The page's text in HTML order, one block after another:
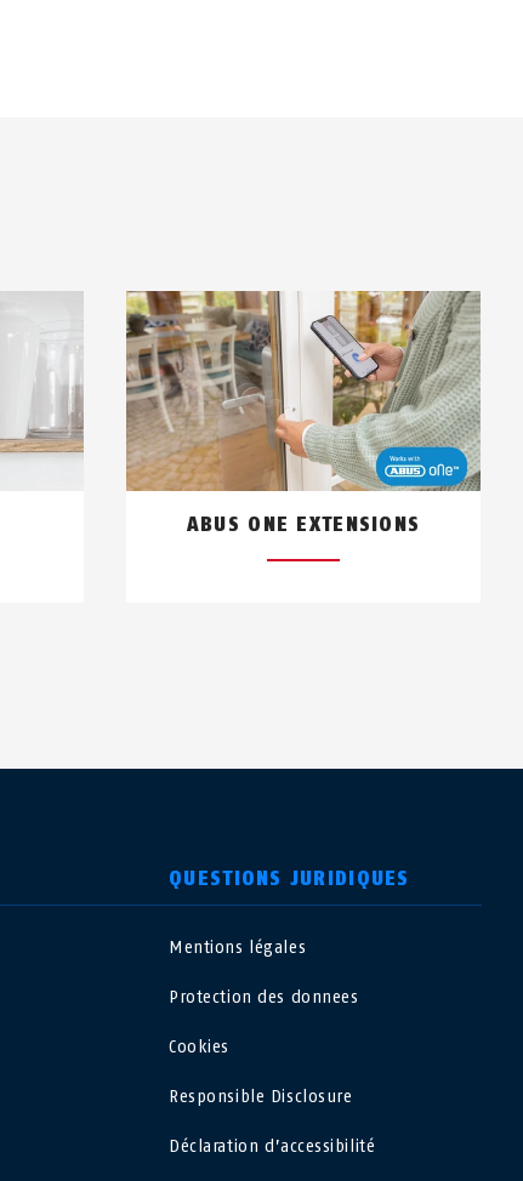
ABUS ONE EXTENSIONS
QUESTIONS JURIDIQUES
Mentions légales
Protection des donnees
Cookies
Responsible Disclosure
Déclaration d’accessibilité
Polska
España